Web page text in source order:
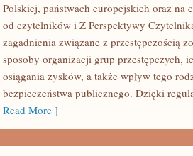
Polskiej, państwach europejskich oraz na
od czytelników i Z Perspektywy
zagadnienia związane z przestępczością
sposoby organizacji grup przestępczych,
osiągania zysków, a także wpływ tego
bezpieczeństwa publicznego. Dzięki
Read More ]